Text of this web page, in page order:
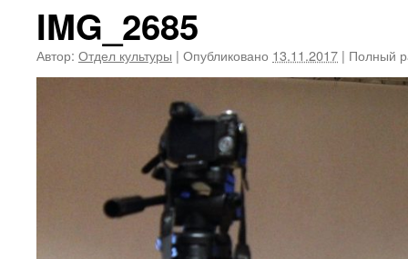
IMG_2685
Автор: Отдел культуры | Опубликовано 13.11.2017 | Полный